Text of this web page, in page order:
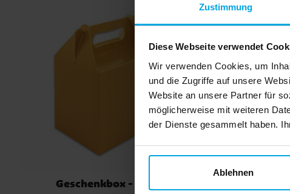
Zustimmung
Diese Webseite verwendet
Wir verwenden Cookies, um
und die Zugriffe auf unsere
Website an unsere Partner für
möglicherweise mit weiteren
der Dienste gesammelt haben.
Ablehnen
Geschenkbox - Gold